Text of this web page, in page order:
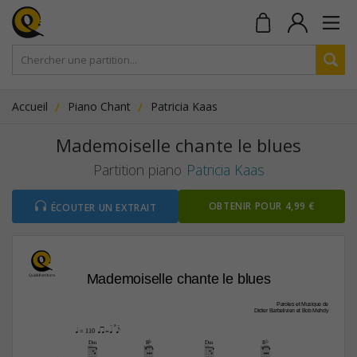
Accueil Piano Chant Patricia Kaas
Mademoiselle chante le blues
Partition piano Patricia Kaas
ÉCOUTER UN EXTRAIT OBTENIR POUR 4,99 €
Paroles et Musique de
Didier Barbelivien et Bob Mehdy
Mademoiselle chante le blues
q = 110 qaa z=[qp  ]e
Dm Bb Dm Bb